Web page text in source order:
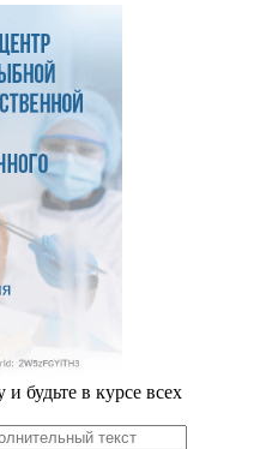
будьте в курсе всех